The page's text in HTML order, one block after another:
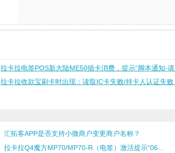
拉卡拉电签POS新大陆ME50插卡消费，提示“脚本通知-请
拉卡拉收款宝刷卡时出现：读取IC卡失败/持卡人认证失
汇拓客APP是否支持小微商户变更商户名称？
拉卡拉Q4魔方MP70/MP70-R（电签）激活提示“06...